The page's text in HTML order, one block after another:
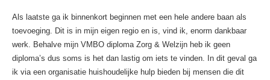
Als laatste ga ik binnenkort beginnen met een hele andere baan als
toevoeging. Dit is in mijn eigen regio en is, vind ik, enorm dankbaar
werk. Behalve mijn VMBO diploma Zorg & Welzijn heb ik geen
diploma’s dus soms is het dan lastig om iets te vinden. In dit geval ga
ik via een organisatie huishoudelijke hulp bieden bij mensen die dit